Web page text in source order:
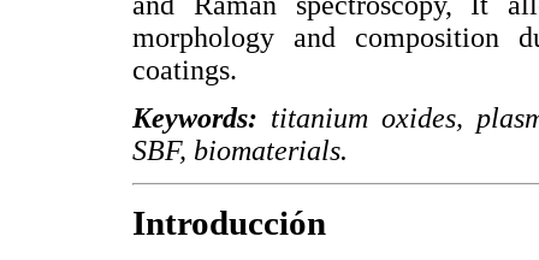
morphology and composition
coatings.
Keywords: titanium oxides,
SBF, biomaterials.
Introducción